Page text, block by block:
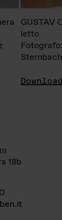
GUSTAV
letto
Sternbach
Download
18b